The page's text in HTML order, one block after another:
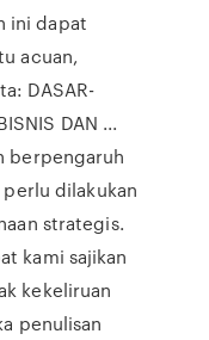
ini dapat
acuan,
DASAR-
DAN ...
berpengaruh
dilakukan
strategis.
kami sajikan
kekeliruan
penulisan